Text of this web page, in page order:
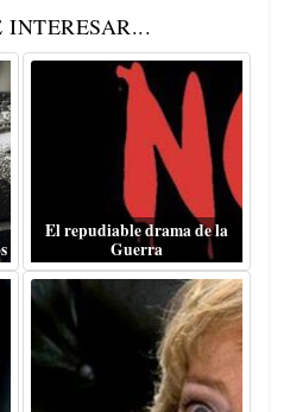
El repudiable drama de la
Guerra